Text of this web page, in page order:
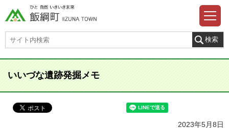
いいづな遺跡発掘メモ
2023年5月8日